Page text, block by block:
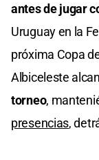
antes de jugar
Uruguay en la
próxima Copa
Albiceleste
torneo,
presencias,